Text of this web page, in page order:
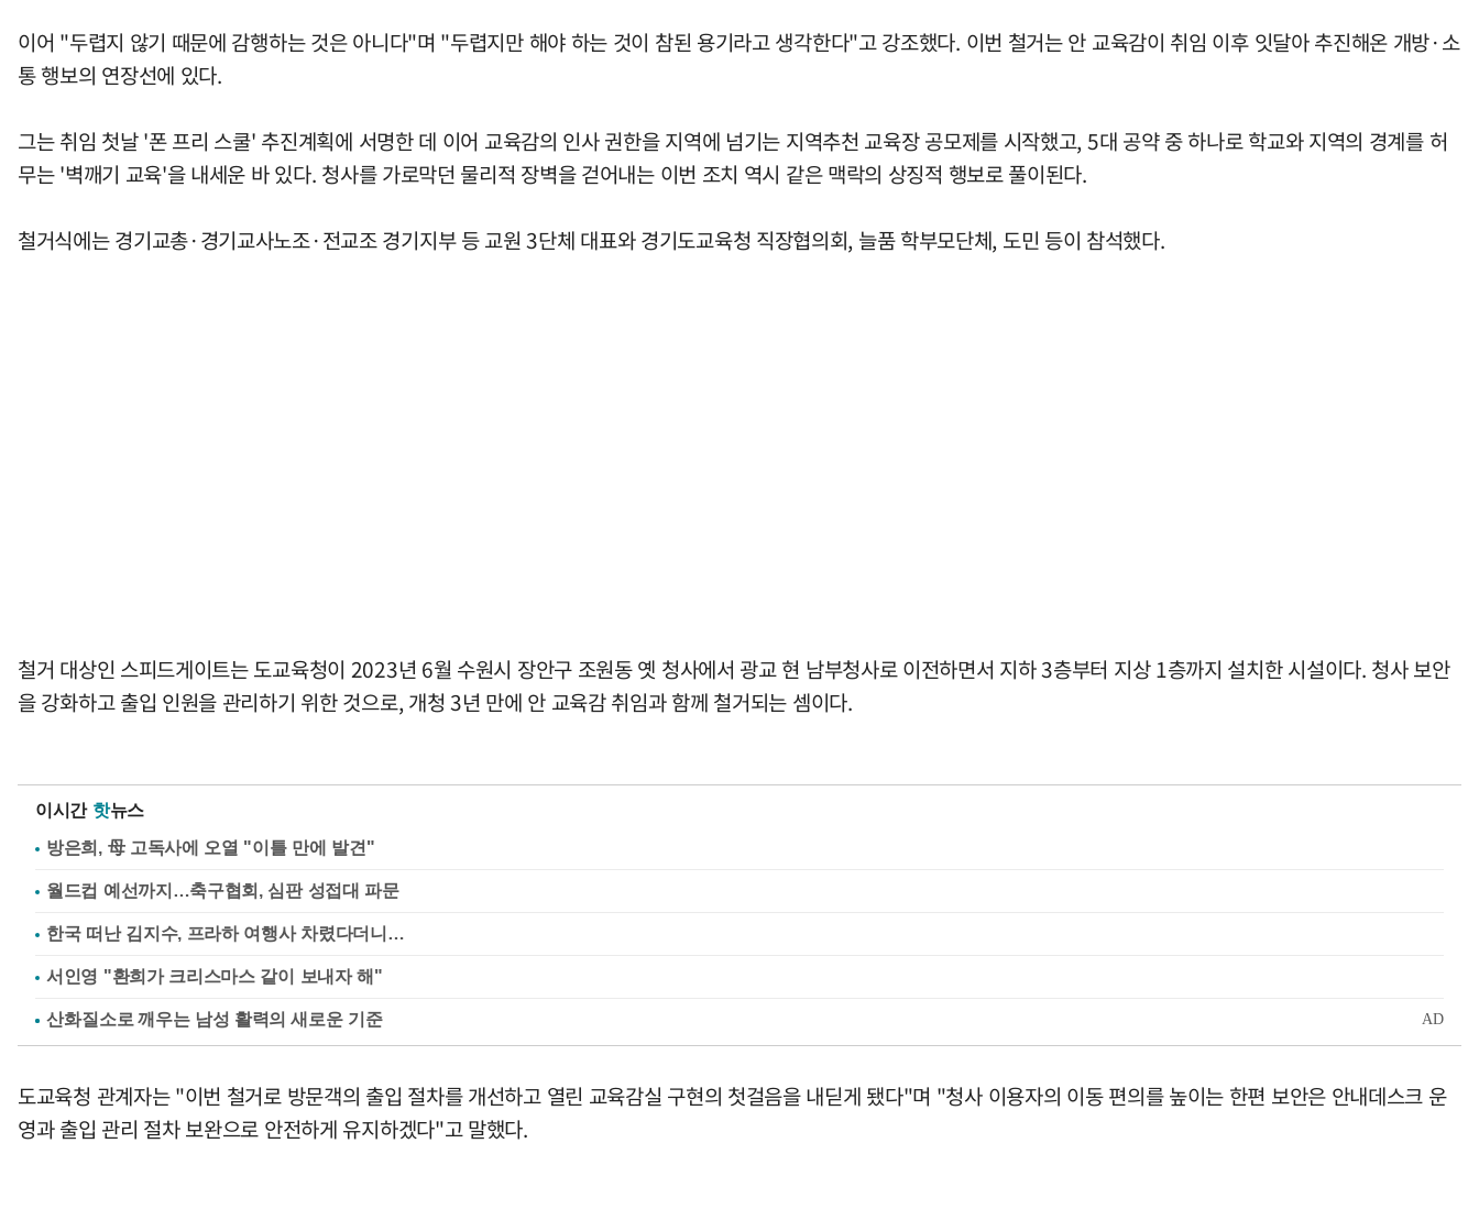
이어 "두렵지 않기 때문에 감행하는 것은 아니다"며 "두렵지만 해야 하는 것이 참된 용기라고 생각한다"고 강조했다. 이번 철거는 안 교육감이 취임 이후 잇달아 추진해온 개방·소
통 행보의 연장선에 있다.
그는 취임 첫날 '폰 프리 스쿨' 추진계획에 서명한 데 이어 교육감의 인사 권한을 지역에 넘기는 지역추천 교육장 공모제를 시작했고, 5대 공약 중 하나로 학교와 지역의 경계를 허
무는 '벽깨기 교육'을 내세운 바 있다. 청사를 가로막던 물리적 장벽을 걷어내는 이번 조치 역시 같은 맥락의 상징적 행보로 풀이된다.
철거식에는 경기교총·경기교사노조·전교조 경기지부 등 교원 3단체 대표와 경기도교육청 직장협의회, 늘품 학부모단체, 도민 등이 참석했다.
철거 대상인 스피드게이트는 도교육청이 2023년 6월 수원시 장안구 조원동 옛 청사에서 광교 현 남부청사로 이전하면서 지하 3층부터 지상 1층까지 설치한 시설이다. 청사 보안
을 강화하고 출입 인원을 관리하기 위한 것으로, 개청 3년 만에 안 교육감 취임과 함께 철거되는 셈이다.
이시간 핫뉴스
방은희, 母 고독사에 오열 "이틀 만에 발견"
월드컵 예선까지…축구협회, 심판 성접대 파문
한국 떠난 김지수, 프라하 여행사 차렸다더니…
서인영 "환희가 크리스마스 같이 보내자 해"
도교육청 관계자는 "이번 철거로 방문객의 출입 절차를 개선하고 열린 교육감실 구현의 첫걸음을 내딛게 됐다"며 "청사 이용자의 이동 편의를 높이는 한편 보안은 안내데스크 운
영과 출입 관리 절차 보완으로 안전하게 유지하겠다"고 말했다.